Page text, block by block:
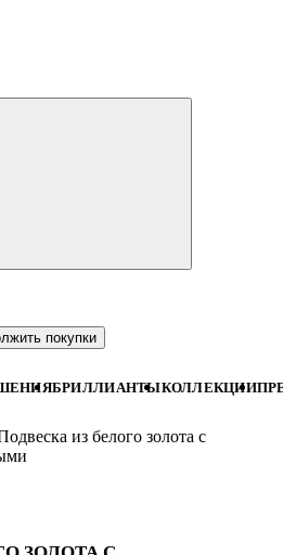
покупки
БРИЛЛИАНТЫКОЛЛЕКЦИИ
из белого золота с